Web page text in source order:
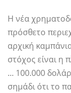
Η νέα
πρόσθετο
αρχική
στόχος είναι η
... 100.000
σημάδι ότι το